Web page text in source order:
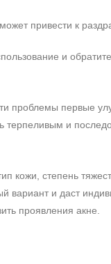
привести к
и
проблемы первые
терпеливым и
кожи, степень
вариант и даст
проявления акне.